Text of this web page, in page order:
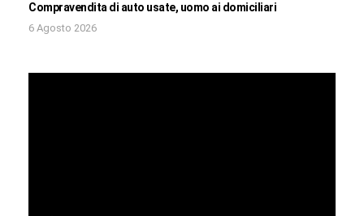
Compravendita di auto usate, uomo ai domiciliari
6 Agosto 2026